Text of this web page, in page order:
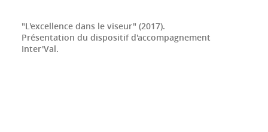
"L'excellence dans le viseur" (2017).
Présentation du dispositif d'accompagnement
Inter'Val.